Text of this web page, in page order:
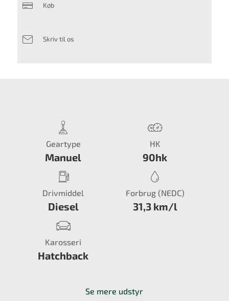
Køb
Skriv til os
Geartype
Manuel
HK
90hk
Drivmiddel
Diesel
Forbrug (NEDC)
31,3 km/l
Karosseri
Hatchback
Se mere udstyr